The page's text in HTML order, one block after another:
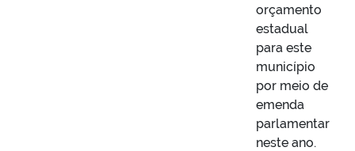
orçamento
estadual
para este
município
por meio de
emenda
parlamentar
neste ano.